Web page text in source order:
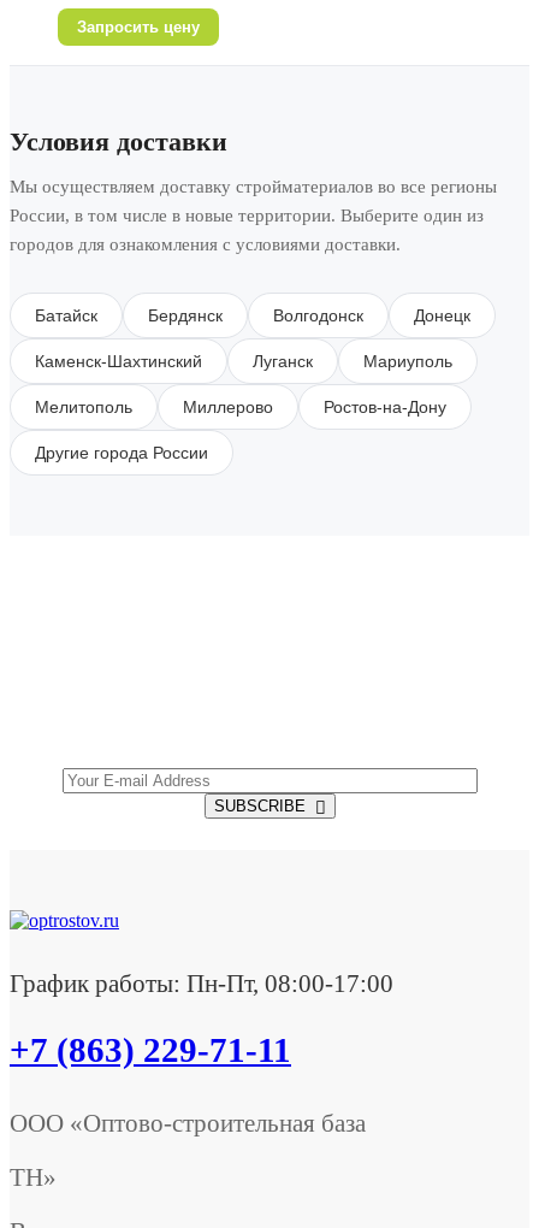
Запросить цену
Условия доставки
Мы осуществляем доставку стройматериалов во все регионы
России, в том числе в новые территории. Выберите один из
городов для ознакомления с условиями доставки.
Батайск Бердянск Волгодонск Донецк
Каменск-Шахтинский Луганск Мариуполь
Мелитополь Миллерово Ростов-на-Дону
Другие города России
SUBSCRIBE
График работы: Пн-Пт, 08:00-17:00
+7 (863) 229-71-11
ООО «Оптово-строительная база
ТН»